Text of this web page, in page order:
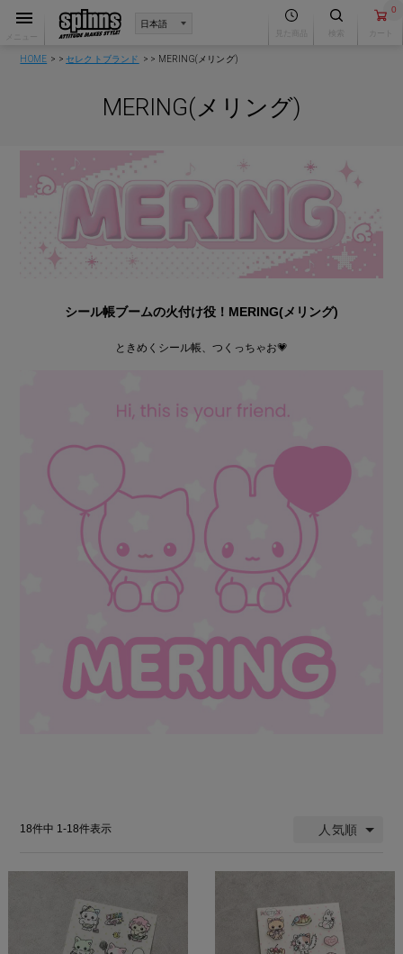
0
HOME セレクトブランド MERING(メリング)
MERING(メリング)
シール帳ブームの火付け役！MERING(メリング)
ときめくシール帳、つくっちゃお💗
人気順
18件中 1-18件表示